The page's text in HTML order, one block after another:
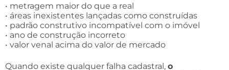
• metragem maior do que a real
• áreas inexistentes lançadas como construídas
• padrão construtivo incompatível com o imóvel
• ano de construção incorreto
• valor venal acima do valor de mercado
Quando existe qualquer falha cadastral, o